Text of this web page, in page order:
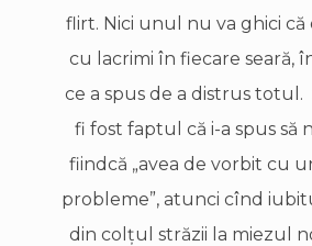
flirt. Nici unul nu va ghici că
cu lacrimi în fiecare seară,
ce a spus de a distrus totul.
fi fost faptul că i-a spus să
fiindcă „avea de vorbit cu
probleme”, atunci cînd
din colţul străzii la miezul